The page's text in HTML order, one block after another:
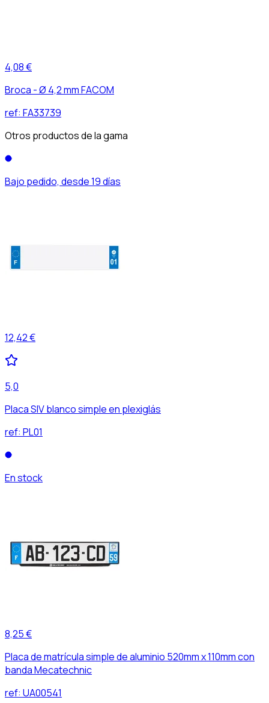
4,08 €
Broca - Ø 4,2 mm FACOM
ref: FA33739
Otros productos de la gama
Bajo pedido, desde 19 días
12,42 €
5,0
Placa SIV blanco simple en plexiglás
ref: PL01
En stock
8,25 €
Placa de matrícula simple de aluminio 520mm x 110mm con
banda Mecatechnic
ref: UA00541